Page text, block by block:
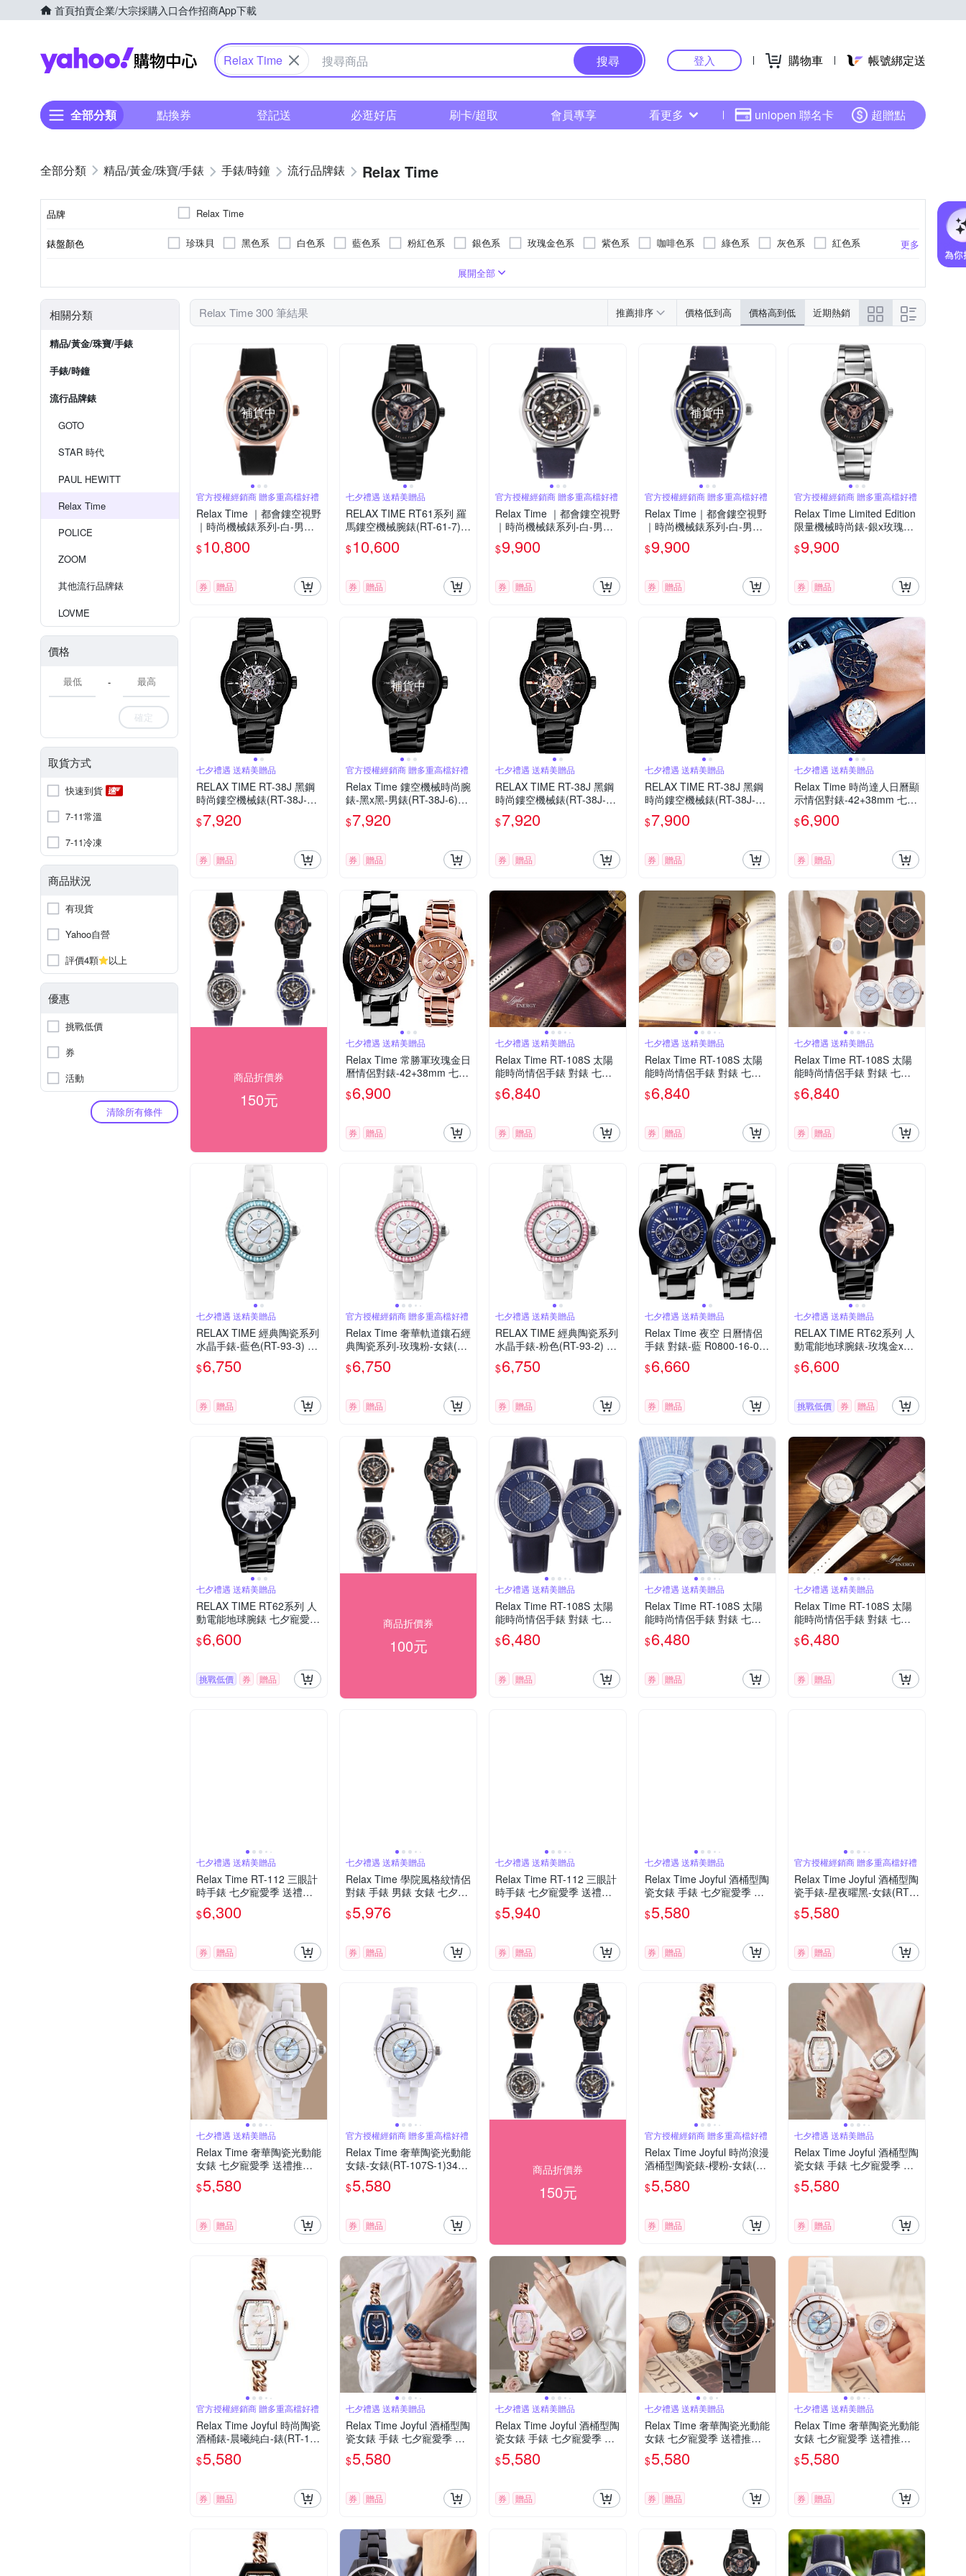
首頁拍賣企業/大宗採購入口合作招商App下載
Yahoo購物中心
Relax Time 搜尋 登入 購物車 帳號綁定送
全部分類 點換券 登記送 必逛好店 刷卡/超取 會員專享 看更多 uniopen 聯名卡 超贈點
精品/黃金/珠寶/手錶 手錶/時鐘 流行品牌錶 Relax Time
品牌 Relax Time
錶盤顏色 更多
珍珠貝 黑色系 白色系 藍色系 粉紅色系 銀色系 玫瑰金色系 紫色系 咖啡色系 綠色系 灰色系
紅色系
咖啡色系 藍色系
蝴蝶釦
橡膠/塑膠/矽膠/樹脂錶帶
展開全部
相關分類
精品/黃金/珠寶/手錶
手錶/時鐘
流行品牌錶
GOTO
STAR 時代
PAUL HEWITT
Relax Time
POLICE
ZOOM
其他流行品牌錶
LOVME
價格
-
確定
取貨方式
快速到貨
7-11常溫
7-11冷凍
商品狀況
有現貨
Yahoo自營
評價4顆
以上
優惠
挑戰低價
券
活動
清除所有條件
Relax Time 300 筆結果 推薦排序 價格低到高 價格高到低 近期熱銷
補貨中
官方授權經銷商 贈多重高檔好禮
Relax Time ｜都會鏤空視野
｜時尚機械錶系列-白-男錶
(RT-100K-5)38mm
$10,800
券 贈品
七夕禮遇 送精美贈品
RELAX TIME RT61系列 羅
馬鏤空機械腕錶(RT-61-7)-
黑/42mm 七夕寵愛季 送禮
推薦
$10,600
券 贈品
官方授權經銷商 贈多重高檔好禮
Relax Time ｜都會鏤空視野
｜時尚機械錶系列-白-男錶
(RT-100K-1)38mm
$9,900
券 贈品
補貨中
官方授權經銷商 贈多重高檔好禮
Relax Time｜都會鏤空視野
｜時尚機械錶系列-白-男錶
(RT-100K-2)38mm
$9,900
券 贈品
官方授權經銷商 贈多重高檔好禮
Relax Time Limited Edition
限量機械時尚錶-銀x玫瑰金-
男錶(RT-61-6)42mm
$9,900
券 贈品
七夕禮遇 送精美贈品
RELAX TIME RT-38J 黑鋼
時尚鏤空機械錶(RT-38J-1)-
黑/45mm 七夕寵愛季 送禮
推薦
$7,920
券 贈品
補貨中
官方授權經銷商 贈多重高檔好禮
Relax Time 鏤空機械時尚腕
錶-黑x黑-男錶(RT-38J-6)45
mm
$7,920
券 贈品
七夕禮遇 送精美贈品
RELAX TIME RT-38J 黑鋼
時尚鏤空機械錶(RT-38J-3)-
45mm 七夕寵愛季 送禮推薦
$7,920
券 贈品
七夕禮遇 送精美贈品
RELAX TIME RT-38J 黑鋼
時尚鏤空機械錶(RT-38J-5)-
45mm 七夕寵愛季 送禮推薦
$7,900
券 贈品
七夕禮遇 送精美贈品
Relax Time 時尚達人日曆顯
示情侶對錶-42+38mm 七夕
寵愛季 送禮推薦
$6,900
券 贈品
商品折價券
150元
七夕禮遇 送精美贈品
Relax Time 常勝軍玫瑰金日
曆情侶對錶-42+38mm 七夕
寵愛季 送禮推薦
$6,900
券 贈品
七夕禮遇 送精美贈品
Relax Time RT-108S 太陽
能時尚情侶手錶 對錶 七夕
寵愛季 送禮推薦-黑x玫瑰金/
42+36mm RT-108S-5M+R
$6,840
券 贈品
七夕禮遇 送精美贈品
Relax Time RT-108S 太陽
能時尚情侶手錶 對錶 七夕
寵愛季 送禮推薦-咖啡x玫瑰
金/42+36mm RT-108S-3M
$6,840
券 贈品
七夕禮遇 送精美贈品
Relax Time RT-108S 太陽
能時尚情侶手錶 對錶 七夕
寵愛季 送禮推薦
$6,840
券 贈品
七夕禮遇 送精美贈品
RELAX TIME 經典陶瓷系列
水晶手錶-藍色(RT-93-3) 七
夕寵愛季 送禮推薦
$6,750
券 贈品
官方授權經銷商 贈多重高檔好禮
Relax Time 奢華軌道鑲石經
典陶瓷系列-玫瑰粉-女錶(RT
-93-2)34.2mm
$6,750
券 贈品
七夕禮遇 送精美贈品
RELAX TIME 經典陶瓷系列
水晶手錶-粉色(RT-93-2) 七
夕寵愛季 送禮推薦
$6,750
券 贈品
七夕禮遇 送精美贈品
Relax Time 夜空 日曆情侶
手錶 對錶-藍 R0800-16-07
X+R0800-16-07 七夕寵愛
季 送禮推薦
$6,660
券 贈品
七夕禮遇 送精美贈品
RELAX TIME RT62系列 人
動電能地球腕錶-玫塊金x黑/
45mm 七夕寵愛季 送禮推薦
$6,600
挑戰低價 券 贈品
七夕禮遇 送精美贈品
RELAX TIME RT62系列 人
動電能地球腕錶 七夕寵愛季
送禮推薦-銀x黑/45mm
$6,600
挑戰低價 券 贈品
商品折價券
100元
七夕禮遇 送精美贈品
Relax Time RT-108S 太陽
能時尚情侶手錶 對錶 七夕
寵愛季 送禮推薦-藍/42+36
mm RT-108S-2M+RT-108S
$6,480
券 贈品
七夕禮遇 送精美贈品
Relax Time RT-108S 太陽
能時尚情侶手錶 對錶 七夕
寵愛季 送禮推薦
$6,480
券 贈品
七夕禮遇 送精美贈品
Relax Time RT-108S 太陽
能時尚情侶手錶 對錶 七夕
寵愛季 送禮推薦-黑白/42+3
6mm RT-108S-1M+RT-108
$6,480
券 贈品
七夕禮遇 送精美贈品
Relax Time RT-112 三眼計
時手錶 七夕寵愛季 送禮推
薦-黑x玫瑰金/47mm RT-11
2-02
$6,300
券 贈品
七夕禮遇 送精美贈品
Relax Time 學院風格紋情侶
對錶 手錶 男錶 女錶 七夕寵
愛季 送禮推薦-42+36mm R
T-118-5M+RT-118-5L
$5,976
券 贈品
七夕禮遇 送精美贈品
Relax Time RT-112 三眼計
時手錶 七夕寵愛季 送禮推
薦-黑x銀/47mm RT-112-01
$5,940
券 贈品
七夕禮遇 送精美贈品
Relax Time Joyful 酒桶型陶
瓷女錶 手錶 七夕寵愛季 送
禮推薦-星夜曜黑/30mm RT-
119-05
$5,580
券 贈品
官方授權經銷商 贈多重高檔好禮
Relax Time Joyful 酒桶型陶
瓷手錶-星夜曜黑-女錶(RT-1
19-05)30mm
$5,580
券 贈品
七夕禮遇 送精美贈品
Relax Time 奢華陶瓷光動能
女錶 七夕寵愛季 送禮推薦-
34mm RT-107S-1
$5,580
券 贈品
官方授權經銷商 贈多重高檔好禮
Relax Time 奢華陶瓷光動能
女錶-女錶(RT-107S-1)34m
m
$5,580
券 贈品
商品折價券
150元
官方授權經銷商 贈多重高檔好禮
Relax Time Joyful 時尚浪漫
酒桶型陶瓷錶-櫻粉-女錶(RT
-119-02)30mm
$5,580
券 贈品
七夕禮遇 送精美贈品
Relax Time Joyful 酒桶型陶
瓷女錶 手錶 七夕寵愛季 送
禮推薦-晨曦純白/30mm RT-
119-01
$5,580
券 贈品
官方授權經銷商 贈多重高檔好禮
Relax Time Joyful 時尚陶瓷
酒桶錶-晨曦純白-錶(RT-119
-01)30mm
$5,580
券 贈品
七夕禮遇 送精美贈品
Relax Time Joyful 酒桶型陶
瓷女錶 手錶 七夕寵愛季 送
禮推薦-夢幻星際/30mm RT-
119-03
$5,580
券 贈品
七夕禮遇 送精美贈品
Relax Time Joyful 酒桶型陶
瓷女錶 手錶 七夕寵愛季 送
禮推薦-櫻粉浪漫/30mm RT-
119-02
$5,580
券 贈品
七夕禮遇 送精美贈品
Relax Time 奢華陶瓷光動能
女錶 七夕寵愛季 送禮推薦-
34mm RT-107S-5BRG
$5,580
券 贈品
七夕禮遇 送精美贈品
Relax Time 奢華陶瓷光動能
女錶 七夕寵愛季 送禮推薦-
34mm RT-107S-2RG
$5,580
券 贈品